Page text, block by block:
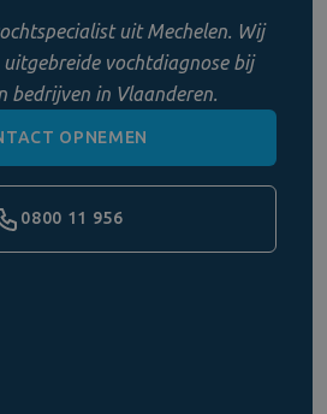
uit Mechelen. Wij
uitgebreide vochtdiagnose bij
bedrijven in Vlaanderen.
OPNEMEN
0800 11 956